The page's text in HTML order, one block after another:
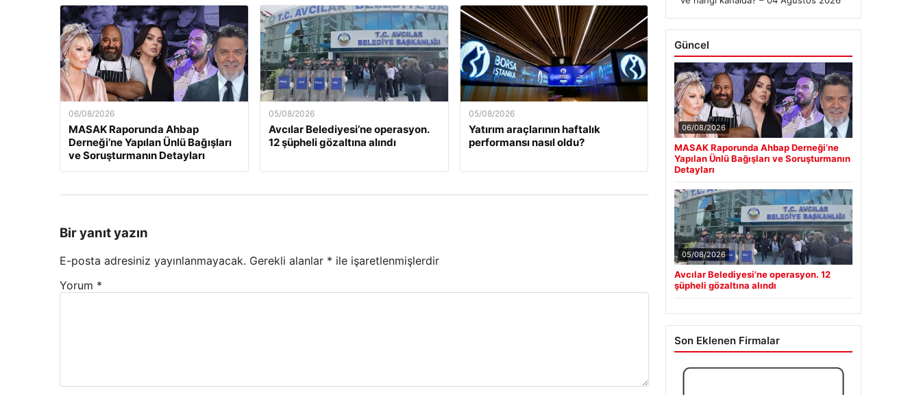
06/08/2026
MASAK Raporunda Ahbap
Derneği’ne Yapılan Ünlü Bağışları
ve Soruşturmanın Detayları
05/08/2026
Avcılar Belediyesi’ne operasyon.
12 şüpheli gözaltına alındı
05/08/2026
Yatırım araçlarının haftalık
performansı nasıl oldu?
Bir yanıt yazın
E-posta adresiniz yayınlanmayacak. Gerekli alanlar * ile işaretlenmişlerdir
Yorum *
Güncel
06/08/2026
MASAK Raporunda Ahbap Derneği’ne
Yapılan Ünlü Bağışları ve Soruşturmanın
Detayları
05/08/2026
Avcılar Belediyesi’ne operasyon. 12
şüpheli gözaltına alındı
Son Eklenen Firmalar